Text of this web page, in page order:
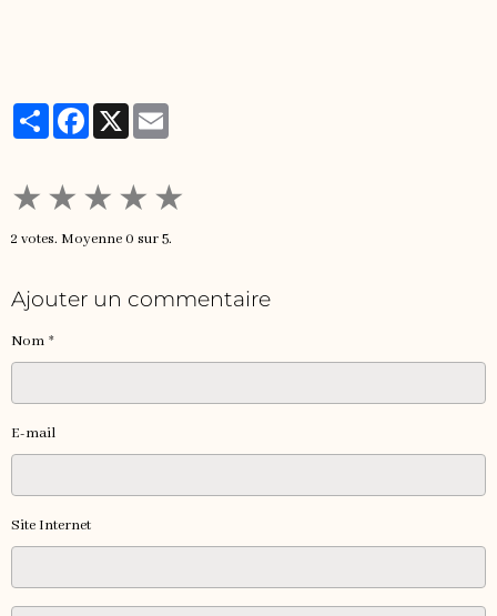
PartagerFacebook
X
★ ★ ★ ★ ★
2 votes. Moyenne0 sur 5.
Ajouter un commentaire
Nom
E-mail
Site Internet